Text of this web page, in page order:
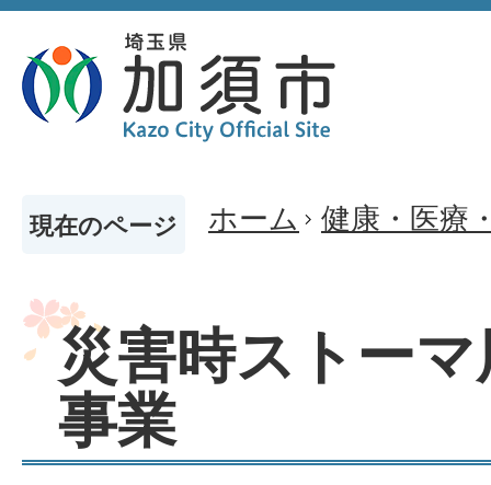
現在のページ ホーム 健康・医療
災害時ストー
事業